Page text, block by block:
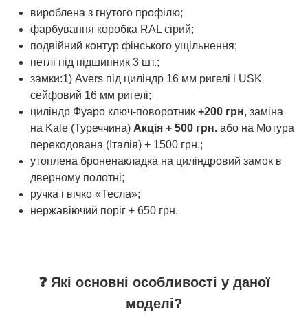
вироблена з гнутого профілю;
фарбування коробка RAL сірий;
подвійний контур фінського ущільнення;
петлі під підшипник 3 шт.;
замки:1) Avers під циліндр 16 мм ригелі і USK
сейфовий 16 мм ригелі;
циліндр Фуаро ключ-поворотник +200 грн, заміна
на Kale (Туреччина) Акція + 500 грн. або на Мотура
перекодована (Італія) + 1500 грн.;
утоплена броненакладка на циліндровий замок в
дверному полотні;
ручка і вічко «Тесла»;
нержавіючий поріг + 650 грн.
❓ Які основні особливості у даної
моделі?